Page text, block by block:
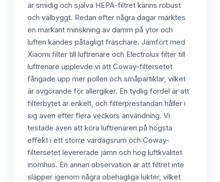
är smidig och själva HEPA-filtret känns robust
och välbyggt. Redan efter några dagar märktes
en markant minskning av damm på ytor och
luften kändes påtagligt fräschare. Jämfört med
Xiaomi filter till luftrenare och Electrolux filter till
luftrenare upplevde vi att Coway-filtersetet
fångade upp mer pollen och småpartiklar, vilket
är avgörande för allergiker. En tydlig fördel är att
filterbytet är enkelt, och filterprestandan håller i
sig även efter flera veckors användning. Vi
testade även att köra luftrenaren på högsta
effekt i ett större vardagsrum och Coway-
filtersetet levererade jämn och hög luftkvalitet
inomhus. En annan observation är att filtret inte
släpper igenom några obehagliga lukter, vilket